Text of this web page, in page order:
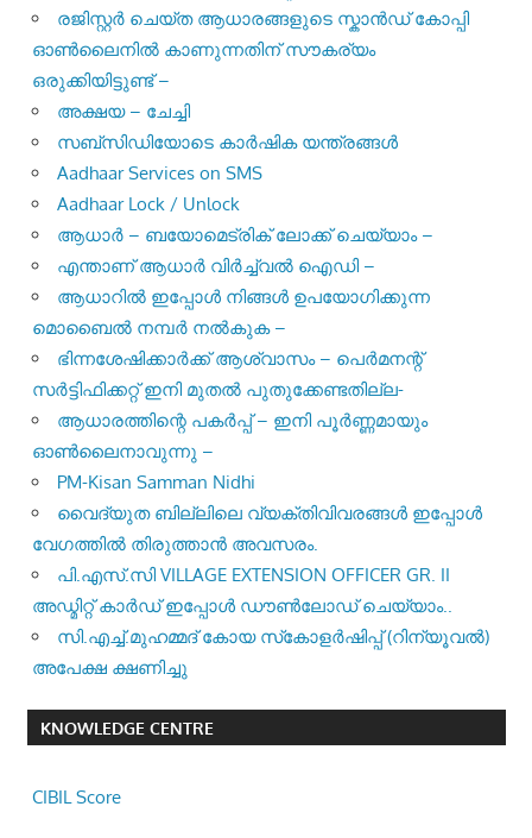
രജിസ്റ്റര്‍ ചെയ്ത ആധാരങ്ങളുടെ സ്കാന്‍ഡ് കോപ്പി
ഓണ്‍ലൈനില്‍ കാണുന്നതിന് സൗകര്യം
ഒരുക്കിയിട്ടുണ്ട് –
അക്ഷയ – ചേച്ചി
സബ്സിഡിയോടെ കാർഷിക യന്ത്രങ്ങൾ
Aadhaar Services on SMS
Aadhaar Lock / Unlock
ആധാർ – ബയോമെട്രിക് ലോക്ക് ചെയ്യാം –
എന്താണ് ആധാർ വിർച്ച്വൽ ഐഡി –
ആധാറിൽ ഇപ്പോൾ നിങ്ങൾ ഉപയോഗിക്കുന്ന
മൊബൈൽ നമ്പർ നൽകുക –
ഭിന്നശേഷിക്കാർക്ക് ആശ്വാസം – പെർമനന്റ്
സർട്ടിഫിക്കറ്റ് ഇനി മുതൽ പുതുക്കേണ്ടതില്ല-
ആധാരത്തിന്റെ പകർപ്പ് – ഇനി പൂർണ്ണമായും
ഓൺലൈനാവുന്നു –
PM-Kisan Samman Nidhi
വൈദ്യുത ബില്ലിലെ വ്യക്തിവിവരങ്ങൾ ഇപ്പോൾ
വേഗത്തിൽ തിരുത്താൻ അവസരം.
പി.എസ്.സി VILLAGE EXTENSION OFFICER GR. II
അഡ്മിറ്റ് കാർഡ് ഇപ്പോൾ ഡൗൺലോഡ് ചെയ്യാം..
സി.എച്ച്.മുഹമ്മദ് കോയ സ്‌കോളർഷിപ്പ് (റിന്യൂവൽ)
അപേക്ഷ ക്ഷണിച്ചു
KNOWLEDGE CENTRE
CIBIL Score